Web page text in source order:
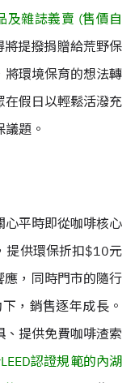
及雜誌義賣 (售價自
將提撥捐贈給荒野保
將環境保育的想法轉
在假日以輕鬆活潑充
題。
心平時即從咖啡核心
提供環保折扣$10元
，同時門市的隨行
，銷售逐年成長。
、提供免費咖啡渣索
認證規範的內湖